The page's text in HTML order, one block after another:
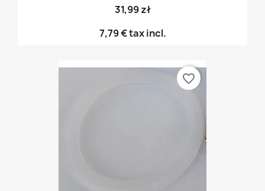
31,99 zł
7,79 €tax incl.
favorite_border